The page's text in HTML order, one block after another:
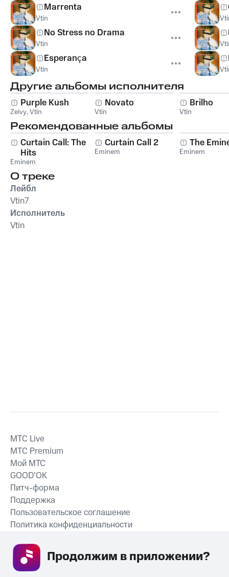
Marrenta
Vtin
No Stress no Drama
Vtin
Esperança
Vtin
Другие альбомы исполнителя
Purple Kush
Zeivy,Vtin
Novato
Vtin
Brilho
Vtin
Рекомендованные альбомы
Curtain Call: The
Hits
Eminem
Curtain Call 2
Eminem
The
Eminem
О треке
Лейбл
Vtin7
Исполнитель
Vtin
СКАЧАТЬ ПРИЛОЖЕНИЕ
MTС Live
MTС Premium
Мой МТС
GOOD’OK
Питч-форма
Поддержка
Пользовательское соглашение
Политика конфиденциальности